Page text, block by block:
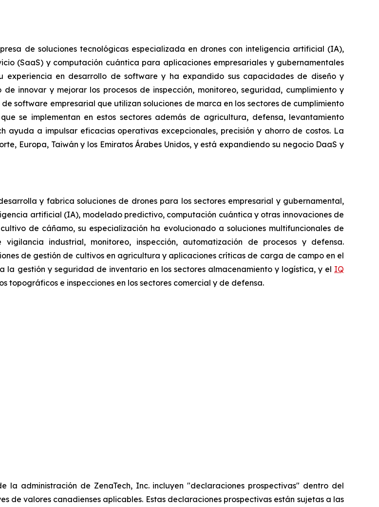
de soluciones tecnológicas especializada en drones con inteligencia artificial (IA),
(SaaS) y computación cuántica para aplicaciones empresariales y gubernamentales
experiencia en desarrollo de software y ha expandido sus capacidades de diseño y
innovar y mejorar los procesos de inspección, monitoreo, seguridad, cumplimiento y
software empresarial que utilizan soluciones de marca en los sectores de cumplimiento
se implementan en estos sectores además de agricultura, defensa, levantamiento
ayuda a impulsar eficacias operativas excepcionales, precisión y ahorro de costos. La
Europa, Taiwán y los Emiratos Árabes Unidos, y está expandiendo su negocio DaaS y
y fabrica soluciones de drones para los sectores empresarial y gubernamental,
artificial (IA), modelado predictivo, computación cuántica y otras innovaciones de
de cáñamo, su especialización ha evolucionado a soluciones multifuncionales de
industrial, monitoreo, inspección, automatización de procesos y defensa.
de gestión de cultivos en agricultura y aplicaciones críticas de carga de campo en el
la gestión y seguridad de inventario en los sectores almacenamiento y logística, y el IQ
topográficos e inspecciones en los sectores comercial y de defensa.
la administración de ZenaTech, Inc. incluyen "declaraciones prospectivas" dentro del
de valores canadienses aplicables. Estas declaraciones prospectivas están sujetas a las